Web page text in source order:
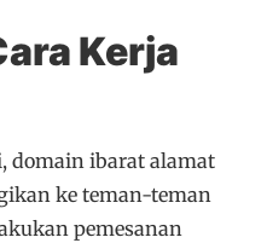
Kerja
domain ibarat alamat
ke teman-teman
pemesanan